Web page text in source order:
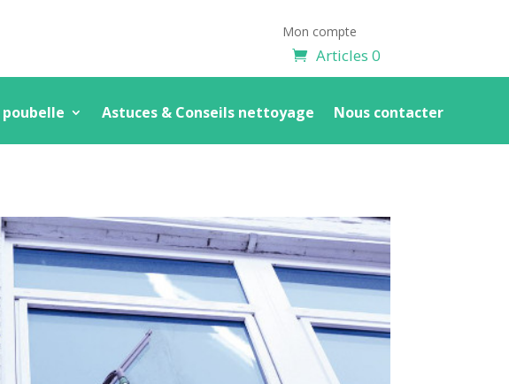
Mon compte
Articles 0
Astuces & Conseils nettoyage Nous contacter